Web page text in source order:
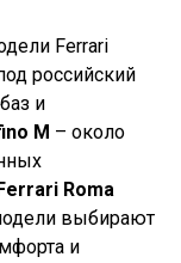
Ferrari
российский
и
M – около
Roma
выбирают
и